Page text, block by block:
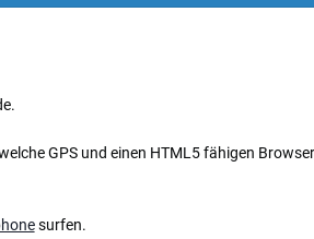
GPS und einen HTML5 fähigen
surfen.